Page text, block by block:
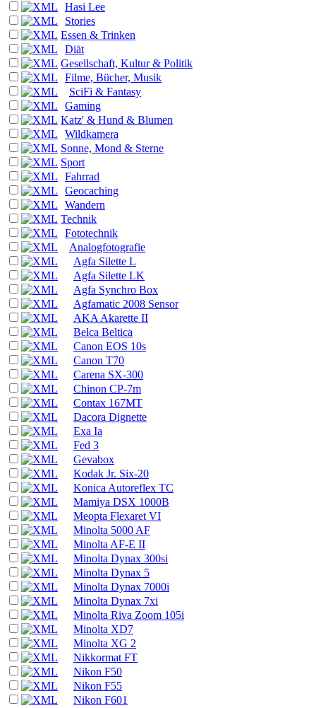
Hasi Lee
Stories
Essen & Trinken
Diät
Gesellschaft, Kultur & Politik
Filme, Bücher, Musik
SciFi & Fantasy
Gaming
Katz' & Hund & Blumen
Wildkamera
Sonne, Mond & Sterne
Sport
Fahrrad
Geocaching
Wandern
Technik
Fototechnik
Analogfotografie
Agfa Silette L
Agfa Silette LK
Agfa Synchro Box
Agfamatic 2008 Sensor
AKA Akarette II
Belca Beltica
Canon EOS 10s
Canon T70
Carena SX-300
Chinon CP-7m
Contax 167MT
Dacora Dignette
Exa Ia
Fed 3
Gevabox
Kodak Jr. Six-20
Konica Autoreflex TC
Mamiya DSX 1000B
Meopta Flexaret VI
Minolta 5000 AF
Minolta AF-E II
Minolta Dynax 300si
Minolta Dynax 5
Minolta Dynax 7000i
Minolta Dynax 7xi
Minolta Riva Zoom 105i
Minolta XD7
Minolta XG 2
Nikkormat FT
Nikon F50
Nikon F55
Nikon F601